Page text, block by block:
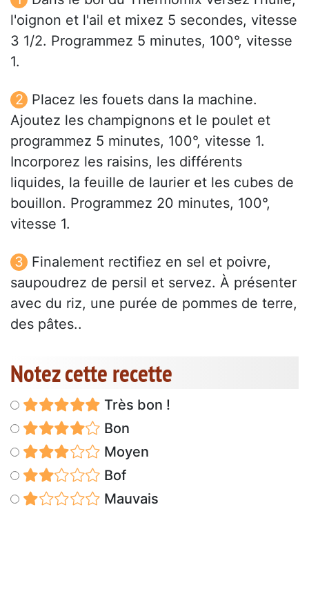
l'oignon et l'ail et mixez 5 secondes, vitesse
3 1/2. Programmez 5 minutes, 100°, vitesse
1.
Placez les fouets dans la machine.
Ajoutez les champignons et le poulet et
programmez 5 minutes, 100°, vitesse 1.
Incorporez les raisins, les différents
liquides, la feuille de laurier et les cubes de
bouillon. Programmez 20 minutes, 100°,
vitesse 1.
Finalement rectifiez en sel et poivre,
saupoudrez de persil et servez. À présenter
avec du riz, une purée de pommes de terre,
des pâtes..
Notez cette recette
Très bon !
Bon
Moyen
Bof
Mauvais